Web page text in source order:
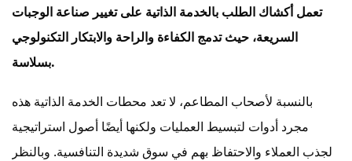
تعمل أكشاك الطلب بالخدمة الذاتية على تغيير صناعة الوجبات
السريعة، حيث تدمج الكفاءة والراحة والابتكار التكنولوجي
بسلاسة.
بالنسبة لأصحاب المطاعم، لا تعد محطات الخدمة الذاتية هذه
مجرد أدوات لتبسيط العمليات ولكنها أيضًا أصول استراتيجية
لجذب العملاء والاحتفاظ بهم في سوق شديدة التنافسية. وبالنظر